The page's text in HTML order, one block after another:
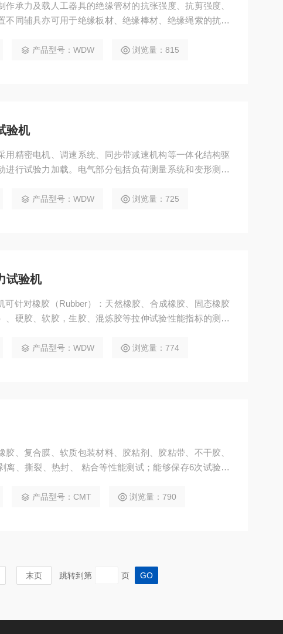
承力及载人工器具的绝缘管材的抗张强度、抗剪强度、
不同辅具亦可用于绝缘板材、绝缘棒材、绝缘绳索的抗张
产品型号：WDW 浏览量：815
验机
用精密电机、调速系统、同步带减速机构等一体化结构驱
进行试验力加载。电气部分包括负荷测量系统和变形测量
产品型号：WDW 浏览量：725
试验机
可针对橡胶（Rubber）：天然橡胶、合成橡胶、固态橡胶
、硬胶、软胶，生胶、混炼胶等拉伸试验性能指标的测试
产品型号：WDW 浏览量：774
胶、复合膜、软质包装材料、胶粘剂、胶粘带、不干胶、
离、撕裂、热封、 粘合等性能测试；能够保存6次试验数
产品型号：CMT 浏览量：790
末页 跳转到第 页